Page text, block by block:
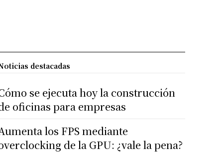
destacadas
se ejecuta hoy la construcción
oficinas para empresas
los FPS mediante
de la GPU: ¿vale la pena?